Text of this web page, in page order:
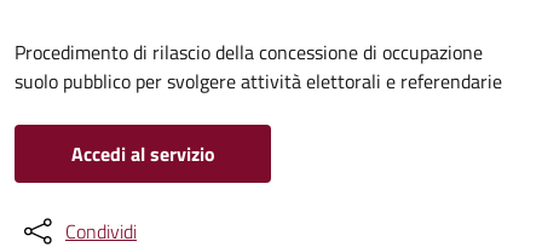
Procedimento di rilascio della concessione di occupazione
suolo pubblico per svolgere attività elettorali e referendarie
Accedi al servizio
Condividi